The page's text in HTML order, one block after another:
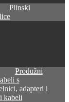
Plinski
Produžni
s
adapteri i
kabeli